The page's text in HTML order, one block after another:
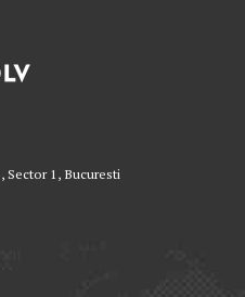
Sector 1, Bucuresti